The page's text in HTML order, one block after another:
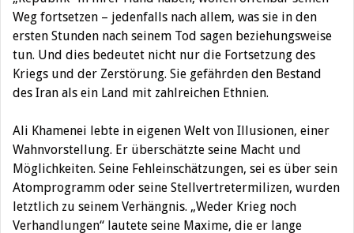
Weg fortsetzen – jedenfalls nach allem, was sie in den
ersten Stunden nach seinem Tod sagen beziehungsweise
tun. Und dies bedeutet nicht nur die Fortsetzung des
Kriegs und der Zerstörung. Sie gefährden den Bestand
des Iran als ein Land mit zahlreichen Ethnien.
Ali Khamenei lebte in eigenen Welt von Illusionen, einer
Wahnvorstellung. Er überschätzte seine Macht und
Möglichkeiten. Seine Fehleinschätzungen, sei es über sein
Atomprogramm oder seine Stellvertretermilizen, wurden
letztlich zu seinem Verhängnis. „Weder Krieg noch
Verhandlungen“ lautete seine Maxime, die er lange